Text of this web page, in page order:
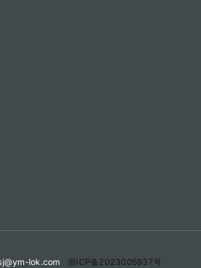
lok.com浙ICP备2023005937号